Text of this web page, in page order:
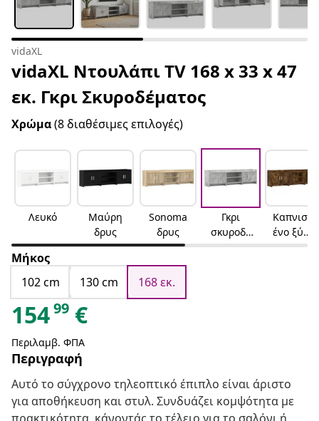
vidaXL
vidaXL Ντουλάπι TV 168 x 33 x 47
εκ. Γκρι Σκυροδέματος
Χρώμα(8 διαθέσιμες επιλογές)
Λευκό
Μαύρη
δρυς
Sonoma
δρυς
Γκρι
σκυροδέ
ματος
Καπνισμ
ένο ξύλο
δρυός
Μήκος
102 cm
130 cm 168 εκ.
15499 €
Περιλαμβ. ΦΠΑ
Περιγραφή
Αυτό το σύγχρονο τηλεοπτικό έπιπλο είναι άριστο
για αποθήκευση και στυλ. Συνδυάζει κομψότητα με